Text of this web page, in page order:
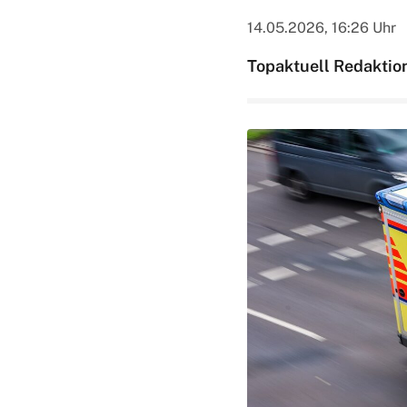
14.05.2026, 16:26 Uhr
Topaktuell